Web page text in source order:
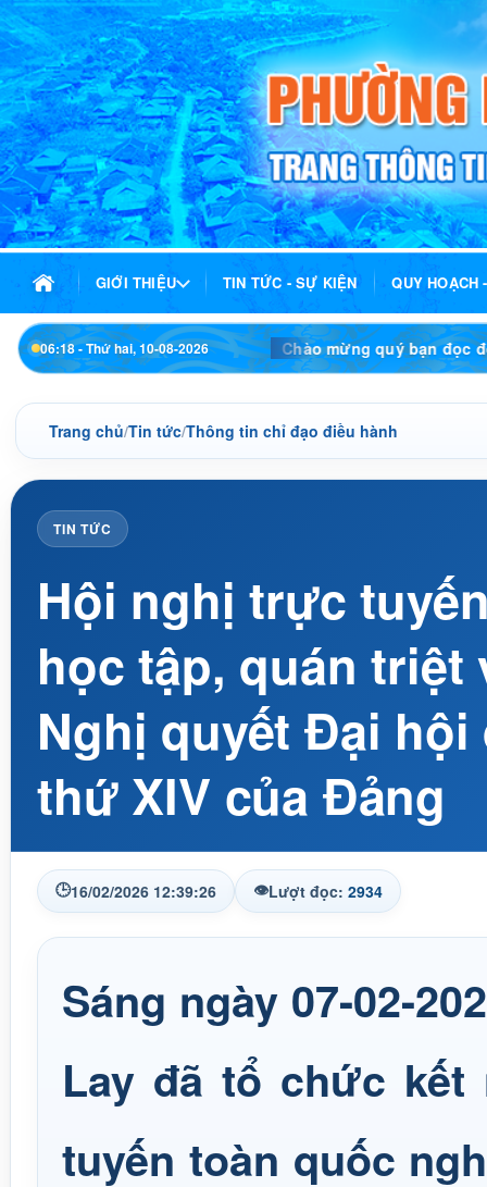
GIỚI THIỆU TIN TỨC - SỰ KIỆN QUY HOẠCH
06:18 - Thứ hai, 10-08-2026
Chào mừng quý bạn đọc đến với Trang thông tin
Trang chủ/Tin tức/Thông tin chỉ đạo điều hành
TIN TỨC
Hội nghị trực
học tập, quán
Nghị quyết Đại
thứ XIV của Đảng
🕒16/02/2026 12:39:26 👁Lượt đọc:2934
Sáng ngày 07-02-
Lay đã tổ chức
tuyến toàn quốc